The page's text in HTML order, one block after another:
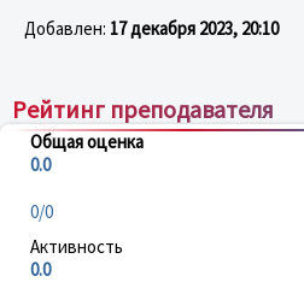
Добавлен: 17 декабря 2023, 20:10
Рейтинг преподавателя
Общая оценка
0.0
0/0
Активность
0.0